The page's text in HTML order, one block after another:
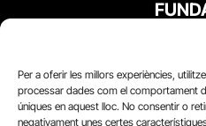
Per a oferir les millors experiències,
processar dades com el comportament
úniques en aquest lloc. No consentir o
negativament unes certes